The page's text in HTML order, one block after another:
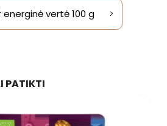
vertė 100 g
PATIKTI